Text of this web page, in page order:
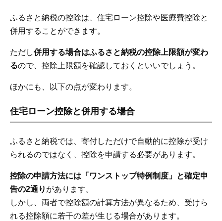
ふるさと納税の控除は、住宅ローン控除や医療費控除と
併用することができます。
ただし併用する場合はふるさと納税の控除上限額が変わ
るので、控除上限額を確認しておくといいでしょう。
ほかにも、以下の点が変わります。
住宅ローン控除と併用する場合
ふるさと納税では、寄付しただけで自動的に控除が受け
られるのではなく、控除を申請する必要があります。
控除の申請方法には「ワンストップ特例制度」と確定申
告の2通り があります。
しかし、両者で控除額の計算方法が異なるため、受けら
れる控除額に若干の差が生じる場合があります。